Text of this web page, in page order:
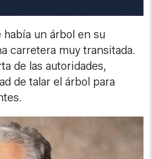
había un árbol en su
carretera muy transitada.
de las autoridades,
de talar el árbol para